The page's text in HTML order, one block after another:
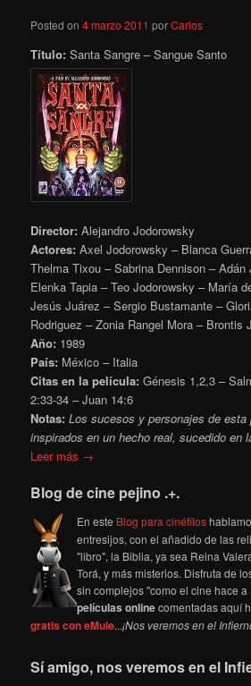
Posted on4 marzo 2011 porCarlos
Título: Santa Sangre – Sangue Santo
Director: Alejandro Jodorowsky
Actores: Axel Jodorowsky – Blanca
Thelma Tixou – Sabrina Dennison –
Elenka Tapia – Teo Jodorowsky – María
Jesús Juárez – Sergio Bustamante –
Rodriguez – Zonia Rangel Mora – Brontis
Año: 1989
País: México – Italia
Citas en la película: Génesis 1,2,3 –
2:33-34 – Juan 14:6
Notas:Los sucesos y personajes de
inspirados en un hecho real, sucedido en
Leer más →
Blog de cine pejino .+.
En este Blog para cinéfilos
entresijos, con el añadido de las
"libro", la Biblia, ya sea Reina
Torá, y más misterios. Disfruta de
sin complejos "como el cine hace a
películas onlinecomentadas aquí
gratis con eMule...¡Nos veremos en el
Sí amigo, nos veremos en el